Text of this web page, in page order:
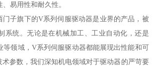
易用性和耐久性。
旗下的V系列伺服驱动器是业界的产品，被
系统。无论是在机械加工、工业自动化，还是
等领域，V系列伺服驱动器都能展现出性能和可
术参数，我们深知机电领域对于驱动器的严苛要